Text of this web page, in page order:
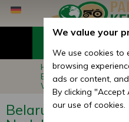
Hauptseite
Belarus/MTS Lager,
Wellendichtring, O-
Belarus/MTS
We value your
We use cookies to
browsing
ads or content,
By clicking "Accept
our use of cookies.